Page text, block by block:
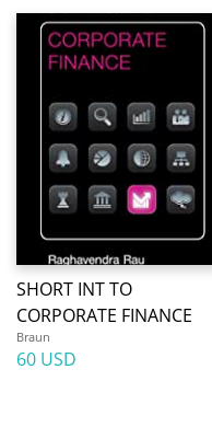
SHORT INT TO
CORPORATE FINANCE
Braun
60 USD